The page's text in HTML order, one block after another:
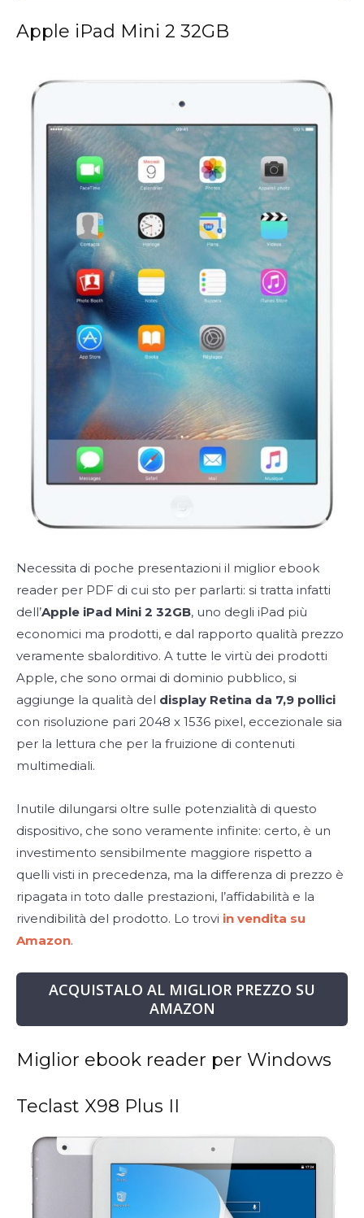
Apple iPad Mini 2 32GB
Necessita di poche presentazioni il miglior ebook
reader per PDF di cui sto per parlarti: si tratta infatti
dell’Apple iPad Mini 2 32GB, uno degli iPad più
economici ma prodotti, e dal rapporto qualità prezzo
veramente sbalorditivo. A tutte le virtù dei prodotti
Apple, che sono ormai di dominio pubblico, si
aggiunge la qualità del display Retina da 7,9 pollici
con risoluzione pari 2048 x 1536 pixel, eccezionale sia
per la lettura che per la fruizione di contenuti
multimediali.
Inutile dilungarsi oltre sulle potenzialità di questo
dispositivo, che sono veramente infinite: certo, è un
investimento sensibilmente maggiore rispetto a
quelli visti in precedenza, ma la differenza di prezzo è
ripagata in toto dalle prestazioni, l’affidabilità e la
rivendibilità del prodotto. Lo trovi in vendita su
Amazon.
ACQUISTALO AL MIGLIOR PREZZO SU
AMAZON
Miglior ebook reader per Windows
Teclast X98 Plus II